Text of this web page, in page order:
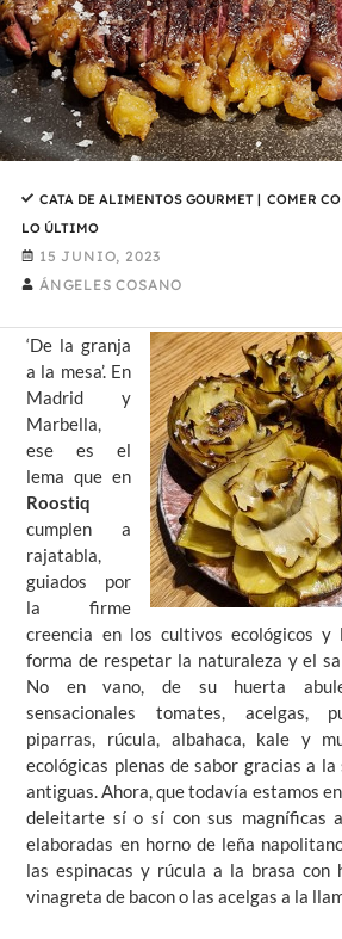
CATA DE ALIMENTOS GOURMET| COMER
LO ÚLTIMO
15 JUNIO, 2023
ÁNGELES COSANO
‘De la granja
a la mesa’. En
Madrid y
Marbella,
ese es el
lema que en
Roostiq
cumplen a
rajatabla,
guiados por
la firme
creencia en los cultivos ecológicos y
forma de respetar la naturaleza y el
No en vano, de su huerta
sensacionales tomates, acelgas,
piparras, rúcula, albahaca, kale y
ecológicas plenas de sabor gracias a
antiguas. Ahora, que todavía estamos
deleitarte sí o sí con sus magníficas
elaboradas en horno de leña
las espinacas y rúcula a la brasa con
vinagreta de bacon o las acelgas a la